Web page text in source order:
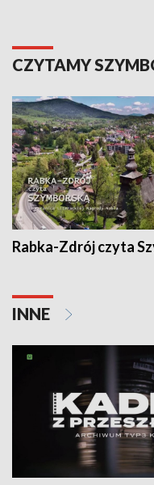
CZYTAMY
Rabka-Zdrój czyta
INNE